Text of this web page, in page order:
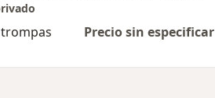
Precio sin especificar